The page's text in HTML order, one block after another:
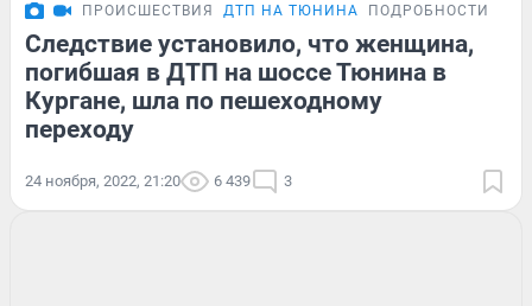
ПРОИСШЕСТВИЯ ДТП НА ТЮНИНА ПОДРОБНОСТИ
Следствие установило, что женщина,
погибшая в ДТП на шоссе Тюнина в
Кургане, шла по пешеходному
переходу
24 ноября, 2022, 21:20 6 439 3